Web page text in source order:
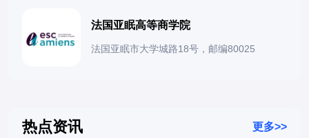
法国亚眠高等商学院
法国亚眠市大学城路18号，邮编80025
热点资讯 更多>>